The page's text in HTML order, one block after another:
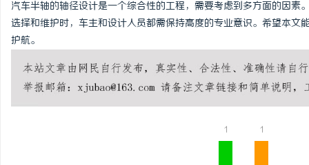
汽车半轴的轴径设计是一个综合性的工程，需要考虑到多方面的因
选择和维护时，车主和设计人员都需保持高度的专业意识。希望本
护航。
1 1